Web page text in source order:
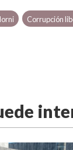
Corrupción